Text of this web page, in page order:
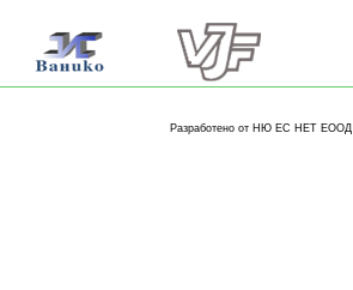
Разработено от НЮ ЕС НЕТ ЕООД